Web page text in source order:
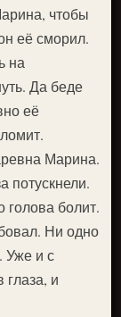
чтобы
её сморил.
на
Да беде
её
Марина.
потускнели.
голова болит.
Ни одно
Уже и с
глаза, и